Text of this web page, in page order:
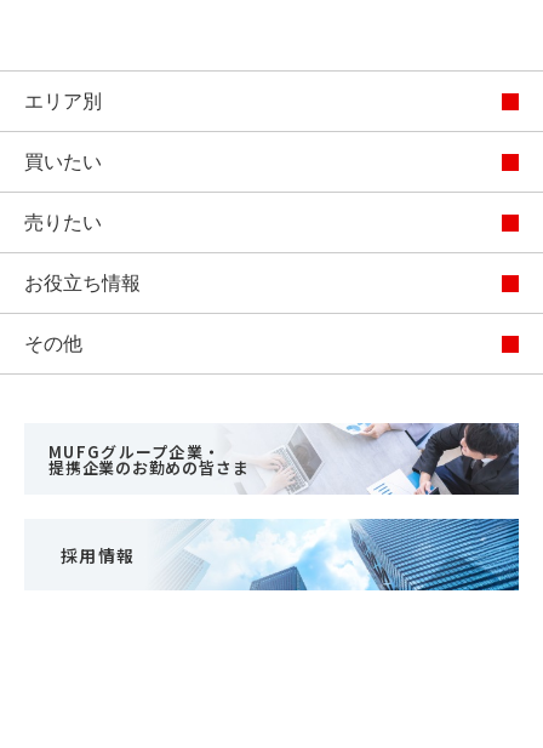
エリア別
買いたい
売りたい
お役立ち情報
その他
MUFGグループ企業・
提携企業のお勤めの皆さま
採用情報